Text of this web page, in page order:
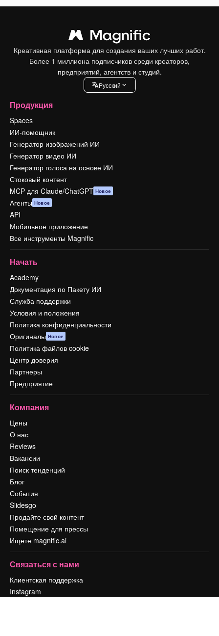
Креативная платформа для создания ваших лучших работ.
Более 1 миллиона подписчиков среди креаторов,
предприятий, агентств и студий.
Pусский
Продукция
Spaces
ИИ-помощник
Генератор изображений ИИ
Генератор видео ИИ
Генератор голоса на основе ИИ
Стоковый контент
MCP для Claude/ChatGPT Новое
Агенты Новое
API
Мобильное приложение
Все инструменты Magnific
Начать
Academy
Документация по Пакету ИИ
Служба поддержки
Условия и положения
Политика конфиденциальности
Оригиналы Новое
Политика файлов cookie
Центр доверия
Партнеры
Предприятие
Компания
Цены
О нас
Reviews
Вакансии
Поиск тенденций
Блог
События
Slidesgo
Продайте свой контент
Помещение для прессы
Ищете magnific.ai
Связаться с нами
Клиентская поддержка
Instagram